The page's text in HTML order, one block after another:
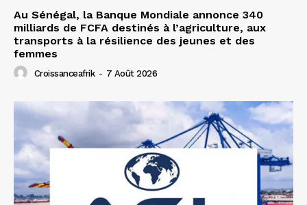
Au Sénégal, la Banque Mondiale annonce 340
milliards de FCFA destinés à l’agriculture, aux
transports à la résilience des jeunes et des
femmes
Croissanceafrik - 7 Août 2026